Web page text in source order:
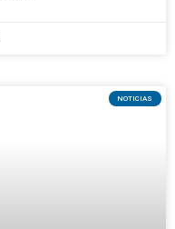
NOTICIAS